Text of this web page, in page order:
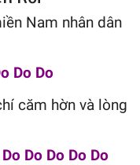
Nam nhân dân
Do Do
căm hờn và lòng
Do Do Do Do